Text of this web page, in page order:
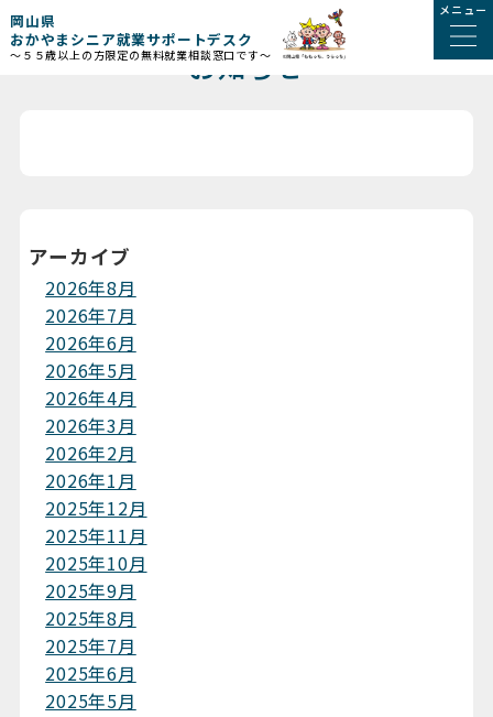
岡山県
おかやまシニア就業サポートデスク
～５５歳以上の方限定の無料就業相談窓口です～
メニュー
お知らせ
アーカイブ
2026年8月
2026年7月
2026年6月
2026年5月
2026年4月
2026年3月
2026年2月
2026年1月
2025年12月
2025年11月
2025年10月
2025年9月
2025年8月
2025年7月
2025年6月
2025年5月